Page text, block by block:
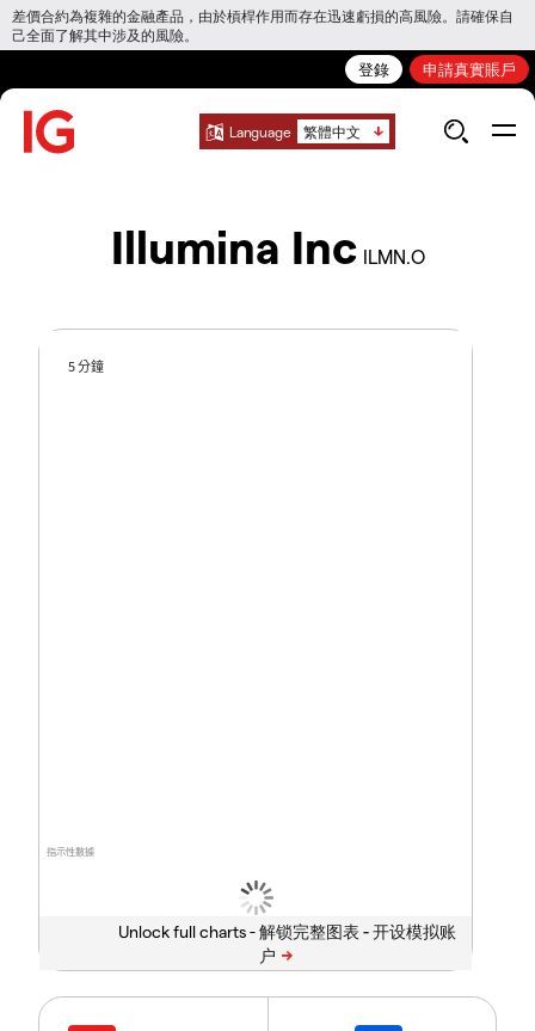
差價合約為複雜的金融產品，由於槓桿作用而存在迅速虧損的高風險。請確保自
己全面了解其中涉及的風險。
登錄 申請真實賬戶
Language 繁體中文
Illumina Inc ILMN.O
指示性數據
5 分鐘
Unlock full charts -